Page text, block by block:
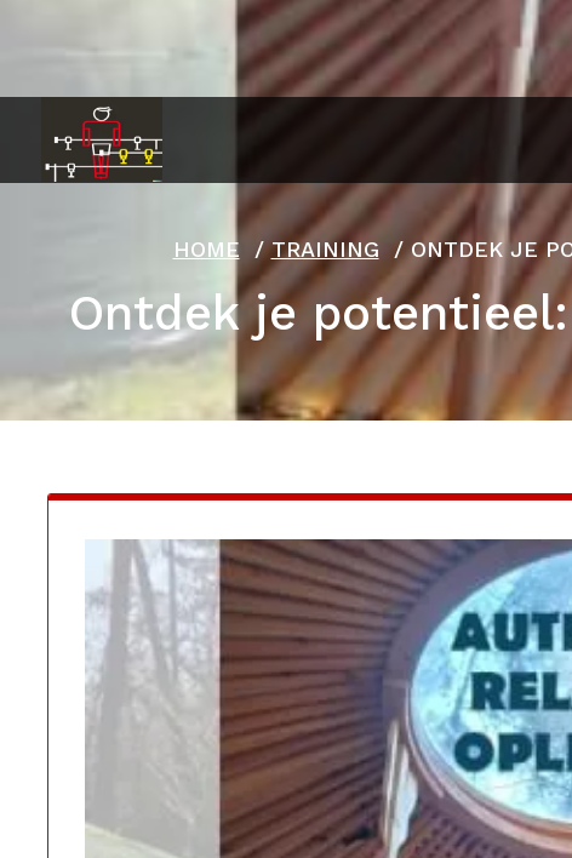
inhoud
HOME /TRAINING /ONTDEK JE
Ontdek je